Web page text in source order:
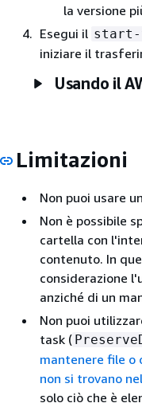
la versione
Esegui il start-
iniziare il
Usando il
Limitazioni
Non puoi usare
Non è possibile
cartella con
contenuto. In
considerazione
anziché di un
Non puoi
task (
mantenere file o
non si trovano
solo ciò che è